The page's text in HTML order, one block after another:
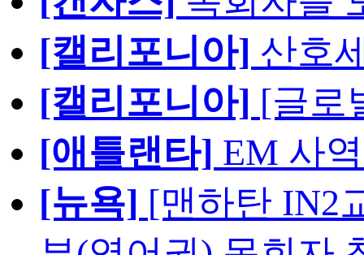
[캘리포니아] 산호
[캘리포니아] [글로
[애틀랜타] EM 사
[뉴욕] [맨하탄 IN2